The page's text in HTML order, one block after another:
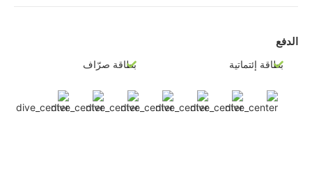
الدفع
بطاقة إئتماتية بطاقة صرّاف